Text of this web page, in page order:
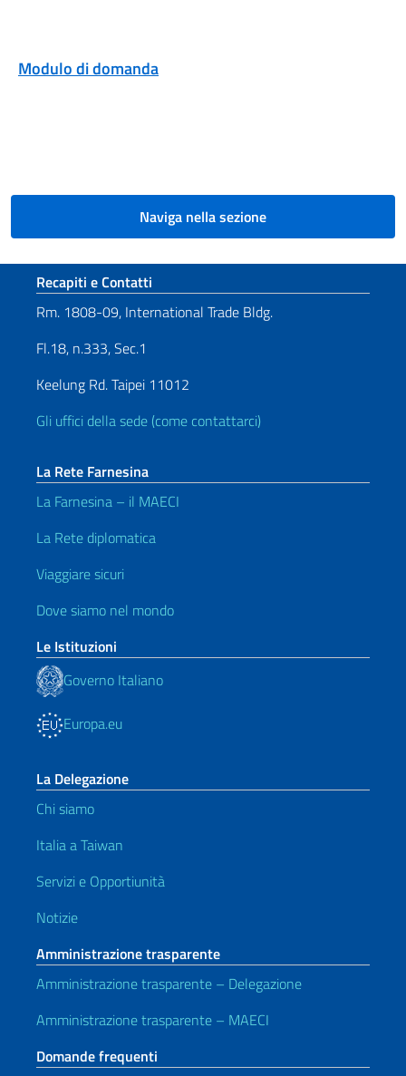
Modulo di domanda
Naviga nella sezione
Sezione footer
Recapiti e Contatti
Rm. 1808-09, International Trade Bldg.
Fl.18, n.333, Sec.1
Keelung Rd. Taipei 11012
Gli uffici della sede (come contattarci)
La Rete Farnesina
La Farnesina – il MAECI
La Rete diplomatica
Viaggiare sicuri
Dove siamo nel mondo
Le Istituzioni
Governo Italiano
Europa.eu
La Delegazione
Chi siamo
Italia a Taiwan
Servizi e Opportiunità
Notizie
Amministrazione trasparente
Amministrazione trasparente – Delegazione
Amministrazione trasparente – MAECI
Domande frequenti